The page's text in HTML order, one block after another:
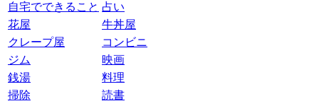
自宅でできること 占い
花屋
牛丼屋
クレープ屋
コンビニ
ジム
映画
銭湯
料理
掃除
読書